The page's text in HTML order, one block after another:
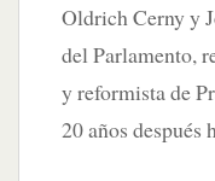
Oldrich Cerny y
del Parlamento,
y reformista de
20 años